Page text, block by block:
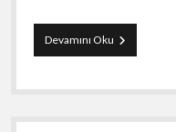
Devamını OkuForum